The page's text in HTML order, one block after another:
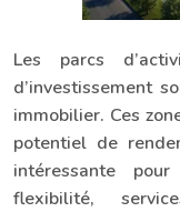
Les parcs
d’investissement
immobilier. Ces
potentiel de
intéressante
flexibilité,